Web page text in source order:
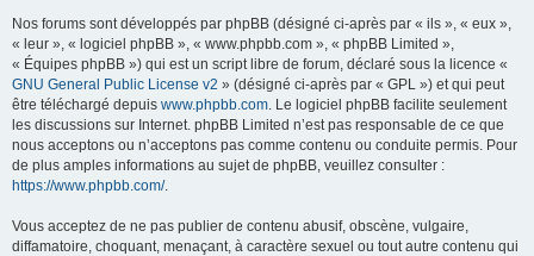
Nos forums sont développés par phpBB (désigné ci-après par « ils », « eux »,
« leur », « logiciel phpBB », « www.phpbb.com », « phpBB Limited »,
« Équipes phpBB ») qui est un script libre de forum, déclaré sous la licence «
GNU General Public License v2 » (désigné ci-après par « GPL ») et qui peut
être téléchargé depuis www.phpbb.com. Le logiciel phpBB facilite seulement
les discussions sur Internet. phpBB Limited n’est pas responsable de ce que
nous acceptons ou n’acceptons pas comme contenu ou conduite permis. Pour
de plus amples informations au sujet de phpBB, veuillez consulter :
https://www.phpbb.com/.
Vous acceptez de ne pas publier de contenu abusif, obscène, vulgaire,
diffamatoire, choquant, menaçant, à caractère sexuel ou tout autre contenu qui